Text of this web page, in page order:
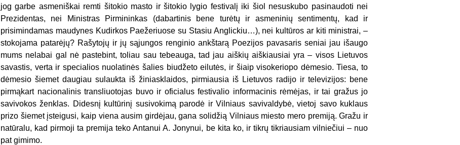
jog garbe asmeniškai remti šitokio masto ir šitokio lygio festivalį iki šiol nesuskubo pasinaudoti nei
Prezidentas, nei Ministras Pirmininkas (dabartinis bene turėtų ir asmeninių sentimentų, kad ir
prisimindamas maudynes Kudirkos Paežeriuose su Stasiu Anglickiu…), nei kultūros ar kiti ministrai, –
stokojama patarėjų? Rašytojų ir jų sąjungos renginio ankštarą Poezijos pavasaris seniai jau išaugo
mums nelabai gal nė pastebint, toliau sau tebeauga, tad jau aiškių aiškiausiai yra – visos Lietuvos
savastis, verta ir specialios nuolatinės šalies biudžeto eilutės, ir šiaip visokeriopo dėmesio. Tiesa, to
dėmesio šiemet daugiau sulaukta iš žiniasklaidos, pirmiausia iš Lietuvos radijo ir televizijos: bene
pirmąkart nacionalinis transliuotojas buvo ir oficialus festivalio informacinis rėmėjas, ir tai gražus jo
savivokos ženklas. Didesnį kultūrinį susivokimą parodė ir Vilniaus savivaldybė, vietoj savo kuklaus
prizo šiemet įsteigusi, kaip viena ausim girdėjau, gana solidžią Vilniaus miesto mero premiją. Gražu ir
natūralu, kad pirmoji ta premija teko Antanui A. Jonynui, be kita ko, ir tikrų tikriausiam vilniečiui – nuo
pat gimimo.